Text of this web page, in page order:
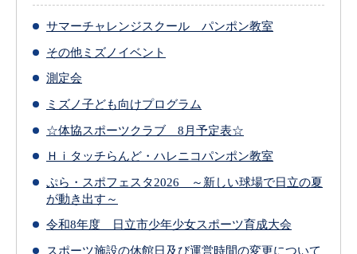
サマーチャレンジスクール パンポン教室
その他ミズノイベント
測定会
ミズノ子ども向けプログラム
☆体協スポーツクラブ 8月予定表☆
Ｈｉタッチらんど・ハレニコパンポン教室
ぷら・スポフェスタ2026 ～新しい球場で日立の夏
が動き出す～
令和8年度 日立市少年少女スポーツ育成大会
スポーツ施設の休館日及び運営時間の変更について